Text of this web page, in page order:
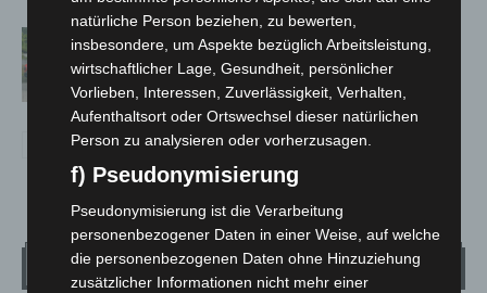
Region Hannover: 21 neue
Notfallsanitäter starten beim Roten
Kreuz
Wetter
natürliche Person beziehen, zu bewerten,
insbesondere, um Aspekte bezüglich Arbeitsleistung,
wirtschaftlicher Lage, Gesundheit, persönlicher
Vorlieben, Interessen, Zuverlässigkeit, Verhalten,
Aufenthaltsort oder Ortswechsel dieser natürlichen
Person zu analysieren oder vorherzusagen.
f) Pseudonymisierung
Pseudonymisierung ist die Verarbeitung
personenbezogener Daten in einer Weise, auf welche
die personenbezogenen Daten ohne Hinzuziehung
zusätzlicher Informationen nicht mehr einer